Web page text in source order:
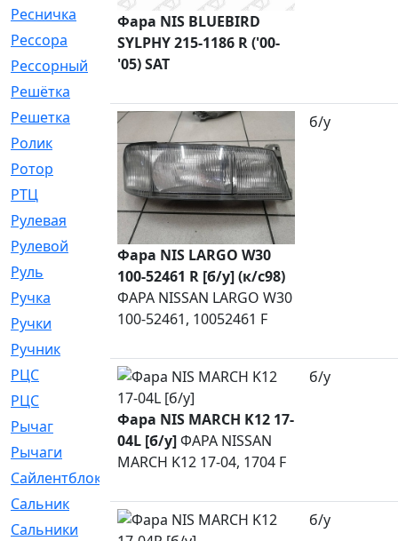
Ресничка
[25]
Рессора
[51]
Рессорный
[107]
Решётка
Решетка
[21]
Ролик
[790]
Ротор
[2]
РТЦ
[475]
Рулевая
[974]
Рулевой
[585]
Руль
[12]
Ручка
[29]
Ручки
[3]
Ручник
РЦC
[12]
РЦС
[84]
Рычаг
[588]
Рычаги
[3]
Сайлентблок
Сальник
[4340]
Сальники
[123]
Фара NIS BLUEBIRD
SYLPHY 215-1186 R ('00-
'05) SAT
Фара NIS LARGO W30
100-52461 R [б/у] (к/с98)
ФАРА NISSAN LARGO W30
100-52461, 10052461 F
б/у
Фара NIS MARCH K12 17-
04L [б/у]ФАРА NISSAN
MARCH K12 17-04, 1704 F
б/у
б/у